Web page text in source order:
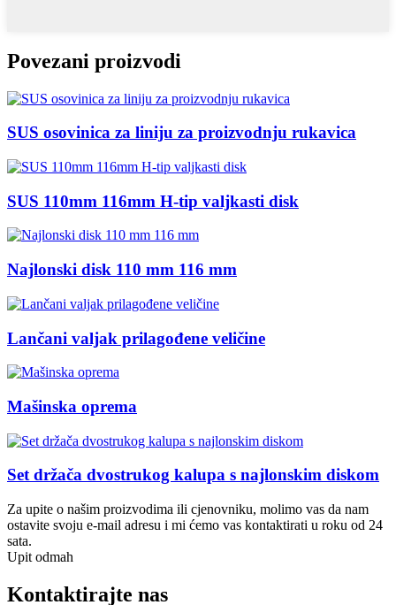
Povezani proizvodi
SUS osovinica za liniju za proizvodnju rukavica
SUS 110mm 116mm H-tip valjkasti disk
Najlonski disk 110 mm 116 mm
Lančani valjak prilagođene veličine
Mašinska oprema
Set držača dvostrukog kalupa s najlonskim diskom
Za upite o našim proizvodima ili cjenovniku, molimo vas da nam
ostavite svoju e-mail adresu i mi ćemo vas kontaktirati u roku od 24
sata.
Upit odmah
Kontaktirajte nas